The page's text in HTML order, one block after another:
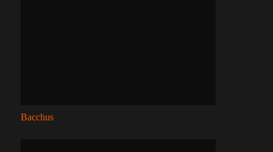
Bacchus